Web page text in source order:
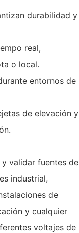
durabilidad y
real,
o local.
entornos de
de elevación y
validar fuentes de
industrial,
de
y cualquier
voltajes de